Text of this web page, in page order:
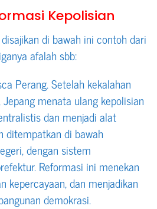
Kepolisian
di bawah ini contoh dari
afalah sbb:
Perang. Setelah kekalahan
menata ulang kepolisian
dan menjadi alat
ditempatkan di bawah
dengan sistem
Reformasi ini menekan
kepercayaan, dan menjadikan
demokrasi.